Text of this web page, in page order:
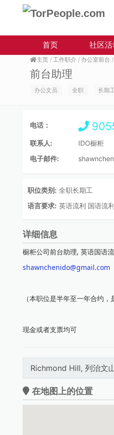
首页 社区活
主页 / 工作职介 / 办公室前台
前台助理
办公文员 全职 长期
电话：
联系人:
IDO橱柜
电子邮件:
职位类别: 全职长期工
语言要求: 英语流利 国语流
详细信息
橱柜公司前台助理, 英语国语
shawnchenido@gmail.com
（本职位是半年至一年合约，
现金或者支票均可
Richmond Hill, 列治文
在地图上的位置